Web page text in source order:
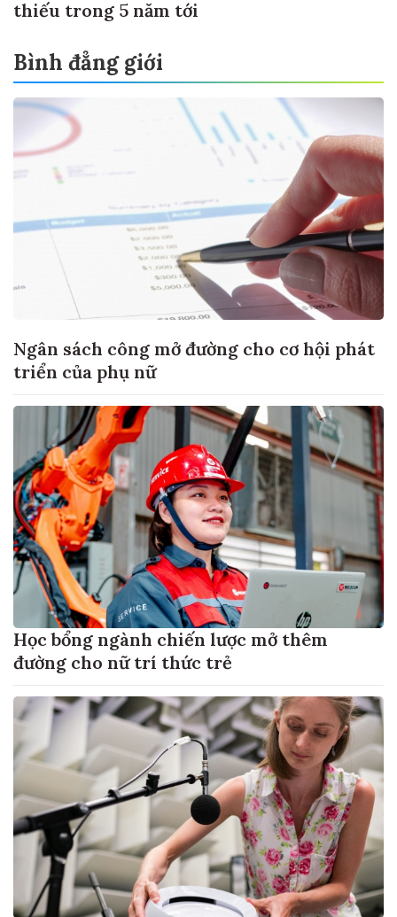
thiếu trong 5 năm tới
Bình đẳng giới
Ngân sách công mở đường cho cơ hội phát
triển của phụ nữ
Học bổng ngành chiến lược mở thêm
đường cho nữ trí thức trẻ